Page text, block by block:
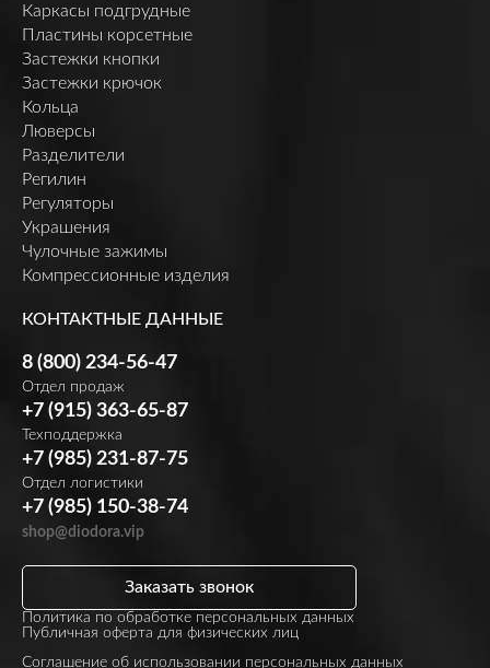
Каркасы подгрудные
Пластины корсетные
Застежки кнопки
Застежки крючок
Кольца
Люверсы
Разделители
Регилин
Регуляторы
Украшения
Чулочные зажимы
Компрессионные изделия
КОНТАКТНЫЕ ДАННЫЕ
8 (800) 234-56-47
Отдел продаж
+7 (915) 363-65-87
Техподдержка
+7 (985) 231-87-75
Отдел логистики
+7 (985) 150-38-74
shop@diodora.vip
Политика по обработке персональных данных
Публичная оферта для физических лиц
Заказать звонок
Соглашение об использовании персональных данных